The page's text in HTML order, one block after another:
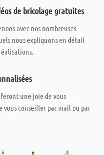
de bricolage gratuites
avec nos nombreuses
nous expliquons en détail
feront une joie de vous
vous conseiller par mail ou par